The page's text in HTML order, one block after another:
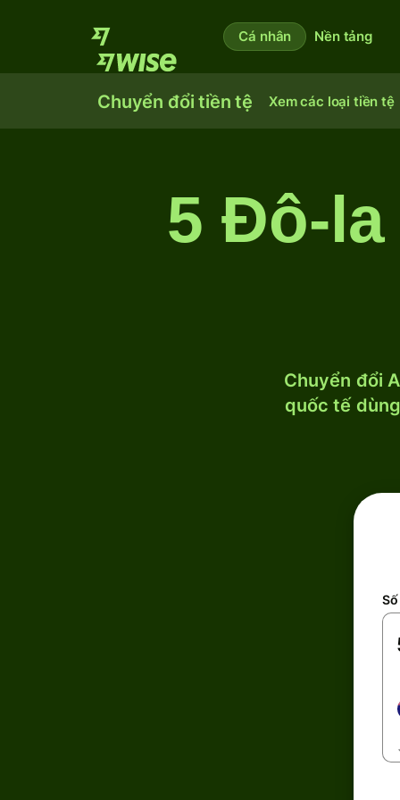
Cá nhân Nền tảng
Chuyển đổi tiền tệ Xem các loại tiền tệ
5 Đô-
Chuyển đổi
quốc tế